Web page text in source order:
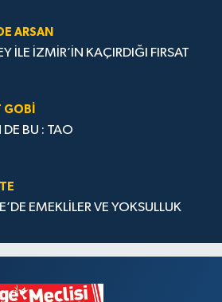
ARSAN
İLE İZMİR’İN KAÇIRDIĞI FIRSAT
GOBİ
DE BU : TAO
EMEKLİLER VE YOKSULLUK